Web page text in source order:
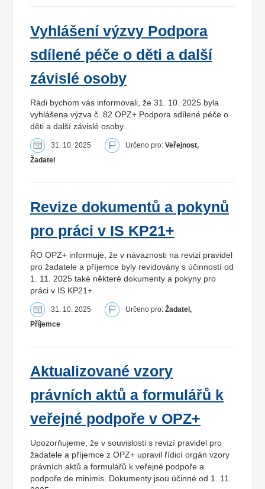
Vyhlášení výzvy Podpora
sdílené péče o děti a další
závislé osoby
Rádi bychom vás informovali, že 31. 10. 2025 byla
vyhlášena výzva č. 82 OPZ+ Podpora sdílené péče o
děti a další závislé osoby.
31. 10. 2025 Určeno pro: Veřejnost,
Žadatel
Revize dokumentů a pokynů
pro práci v IS KP21+
ŘO OPZ+ informuje, že v návaznosti na revizi pravidel
pro žadatele a příjemce byly revidovány s účinností od
1. 11. 2025 také některé dokumenty a pokyny pro
práci v IS KP21+.
31. 10. 2025 Určeno pro: Žadatel,
Příjemce
Aktualizované vzory
právních aktů a formulářů k
veřejné podpoře v OPZ+
Upozorňujeme, že v souvislosti s revizí pravidel pro
žadatele a příjemce z OPZ+ upravil řídicí orgán vzory
právních aktů a formulářů k veřejné podpoře a
podpoře de minimis. Dokumenty jsou účinné od 1. 11.